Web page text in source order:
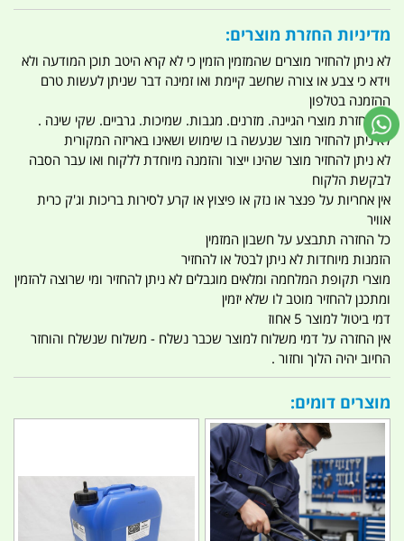
מדיניות החזרת מוצרים:
לא ניתן להחזיר מוצרים שהמזמין הזמין כי לא קרא היטב תוכן המודעה ולא
וידא כי צבע או צורה שחשב קיימת ואו זמינה דבר שניתן לעשות טרם
ההזמנה בטלפון
אין החזרת מוצרי הגיינה. מזרנים. מגבות. שמיכות. גרביים. שקי שינה .
לא ניתן להחזיר מוצר שנעשה בו שימוש ושאינו באריזה המקורית
לא ניתן להחזיר מוצר שהינו ייצור והזמנה מיוחדת ללקוח ואו עבר הסבה
לבקשת הלקוח
אין אחריות על פנצר או נזק או פיצוץ או קרע לסירות בריכות וג'ק כרית
אוויר
כל החזרה תתבצע על חשבון המזמין
הזמנות מיוחדות לא ניתן לבטל או להחזיר
מוצרי תקופת המלחמה ומלאים מוגבלים לא ניתן להחזיר ומי שרוצה להזמין
ומתכנן להחזיר מוטב לו שלא יזמין
דמי ביטול למוצר 5 אחוז
אין החזרה על דמי משלוח למוצר שכבר נשלח - משלוח שנשלח והוחזר
החיוב יהיה הלוך וחזור .
מוצרים דומים: